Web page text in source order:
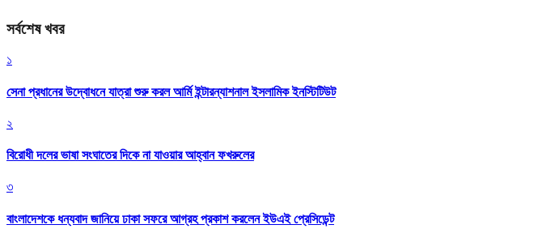
সর্বশেষ খবর
১
সেনা প্রধানের উদ্বোধনে যাত্রা শুরু করল আর্মি ইন্টারন্যাশনাল ইসলামিক ইনস্টিটিউট
২
বিরোধী দলের ভাষা সংঘাতের দিকে না যাওয়ার আহ্বান ফখরুলের
৩
বাংলাদেশকে ধন্যবাদ জানিয়ে ঢাকা সফরে আগ্রহ প্রকাশ করলেন ইউএই প্রেসিডেন্ট